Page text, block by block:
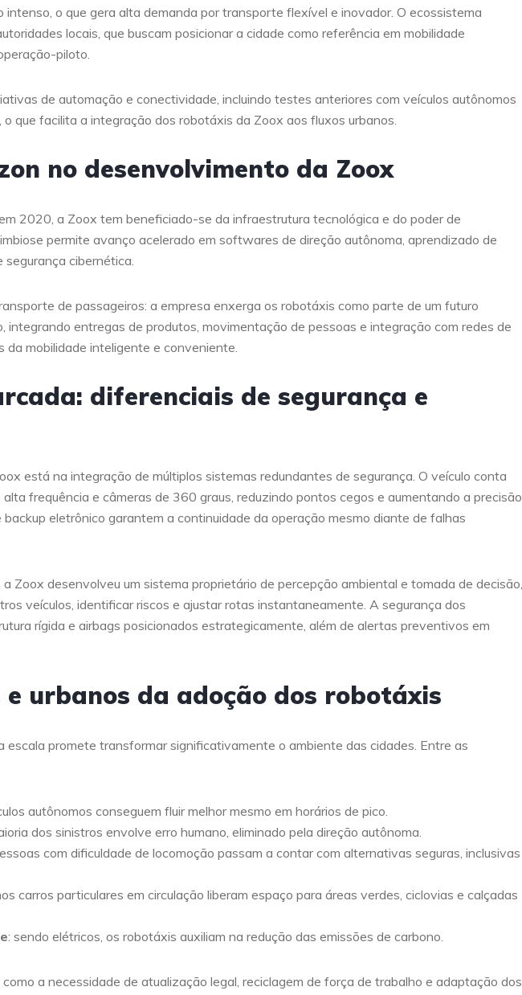
o que gera alta demanda por transporte flexível e inovador. O ecossistema
locais, que buscam posicionar a cidade como referência em mobilidade
piloto.
de automação e conectividade, incluindo testes anteriores com veículos autônomos
que facilita a integração dos robotáxis da Zoox aos fluxos urbanos.
no desenvolvimento da Zoox
2020, a Zoox tem beneficiado-se da infraestrutura tecnológica e do poder de
permite avanço acelerado em softwares de direção autônoma, aprendizado de
cibernética.
de passageiros: a empresa enxerga os robotáxis como parte de um futuro
integrando entregas de produtos, movimentação de pessoas e integração com redes de
mobilidade inteligente e conveniente.
diferenciais de segurança e
está na integração de múltiplos sistemas redundantes de segurança. O veículo conta
alta frequência e câmeras de 360 graus, reduzindo pontos cegos e aumentando a precisão
eletrônico garantem a continuidade da operação mesmo diante de falhas
Zoox desenvolveu um sistema proprietário de percepção ambiental e tomada de decisão,
veículos, identificar riscos e ajustar rotas instantaneamente. A segurança dos
rígida e airbags posicionados estrategicamente, além de alertas preventivos em
e urbanos da adoção dos robotáxis
escala promete transformar significativamente o ambiente das cidades. Entre as
autônomos conseguem fluir melhor mesmo em horários de pico.
dos sinistros envolve erro humano, eliminado pela direção autônoma.
com dificuldade de locomoção passam a contar com alternativas seguras, inclusivas
carros particulares em circulação liberam espaço para áreas verdes, ciclovias e calçadas
: sendo elétricos, os robotáxis auxiliam na redução das emissões de carbono.
a necessidade de atualização legal, reciclagem de força de trabalho e adaptação dos